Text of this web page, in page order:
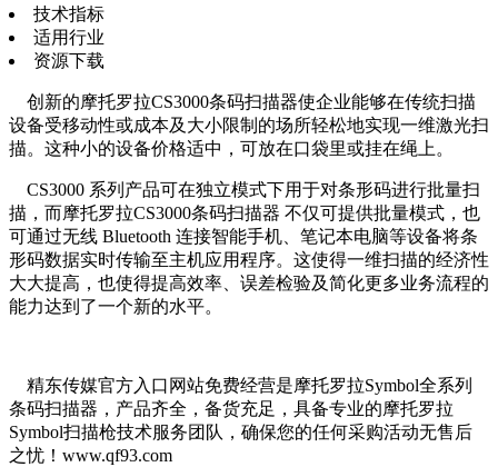
技术指标
适用行业
资源下载
创新的摩托罗拉CS3000条码扫描器使企业能够在传统扫描
设备受移动性或成本及大小限制的场所轻松地实现一维激光扫
描。这种小的设备价格适中，可放在口袋里或挂在绳上。
CS3000 系列产品可在独立模式下用于对条形码进行批量扫
描，而摩托罗拉CS3000条码扫描器 不仅可提供批量模式，也
可通过无线 Bluetooth 连接智能手机、笔记本电脑等设备将条
形码数据实时传输至主机应用程序。这使得一维扫描的经济性
大大提高，也使得提高效率、误差检验及简化更多业务流程的
能力达到了一个新的水平。
精东传媒官方入口网站免费经营是摩托罗拉Symbol全系列
条码扫描器，产品齐全，备货充足，具备专业的摩托罗拉
Symbol扫描枪技术服务团队，确保您的任何采购活动无售后
之忧！www.qf93.com